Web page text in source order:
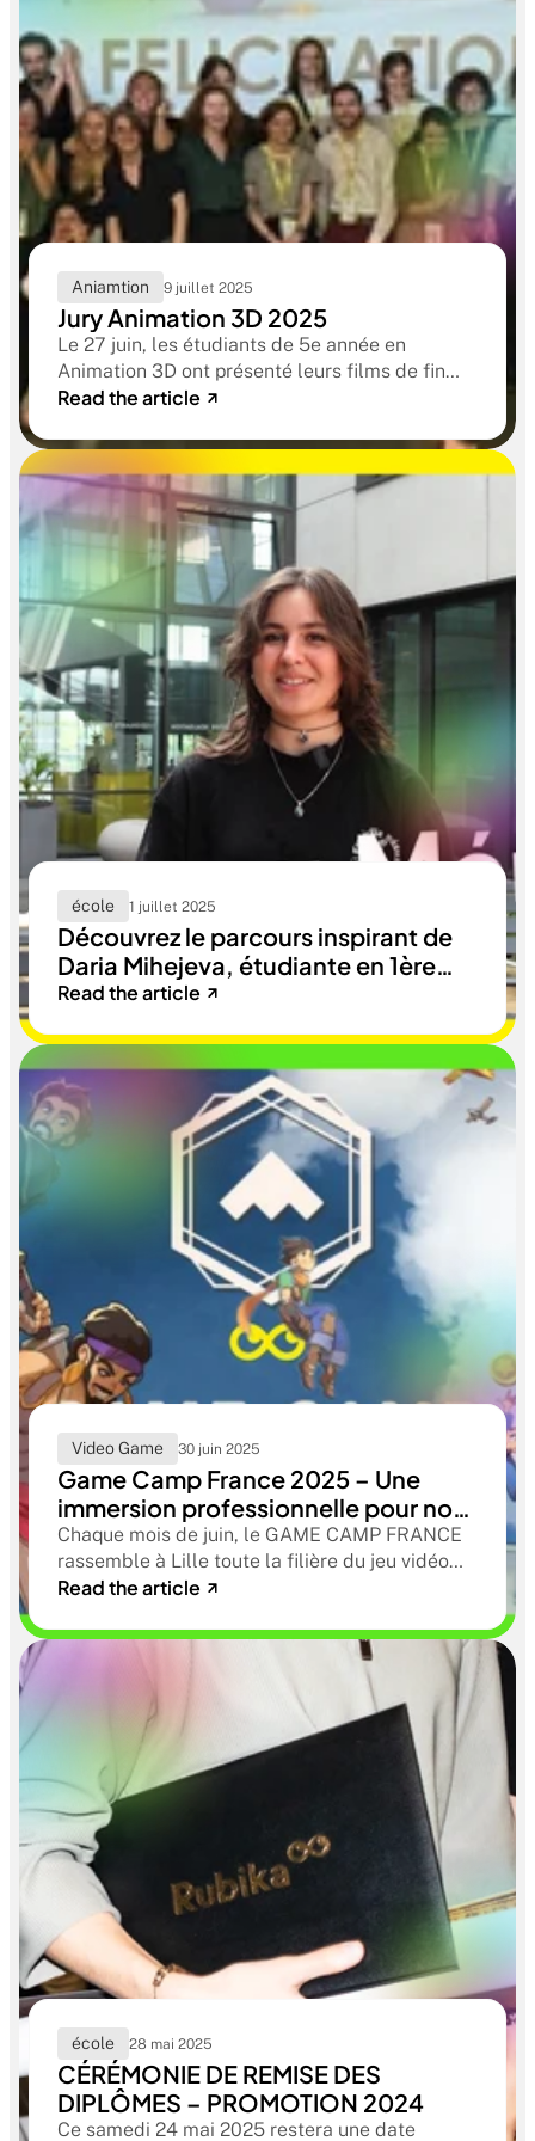
Aniamtion 9 juillet 2025
Jury Animation 3D 2025
Le 27 juin, les étudiants de 5e année en
Animation 3D ont présenté leurs films de fin
d’études devant un jury composé de
Framestore, The Mill , Mikros Animation, TAT,
Illumination Mac Guff, benuts et Circus.
Read the article
école 1 juillet 2025
Découvrez le parcours inspirant de
Daria Mihejeva, étudiante en 1ère
année Game Art à RUBIKA.
Read the article
Video Game 30 juin 2025
Game Camp France 2025 – Une
immersion professionnelle pour nos
étudiants
Chaque mois de juin, le GAME CAMP FRANCE
rassemble à Lille toute la filière du jeu vidéo
français. Un événement incontournable, pensé
vidéo au quotidien.
Read the article
école 28 mai 2025
CÉRÉMONIE DE REMISE DES
DIPLÔMES – PROMOTION 2024
Ce samedi 24 mai 2025 restera une date